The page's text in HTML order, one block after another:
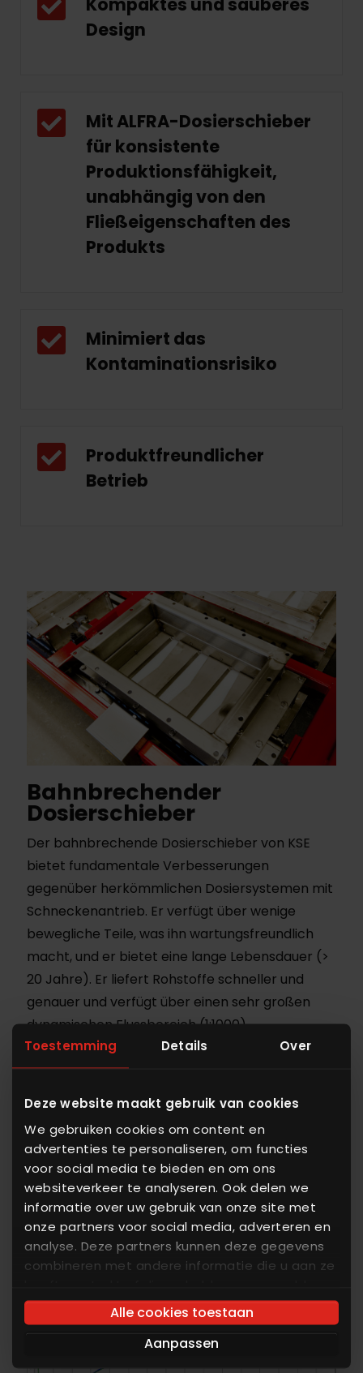
Toestemming Details Over
Deze website maakt gebruik van cookies
We gebruiken cookies om content en
advertenties te personaliseren, om functies
voor social media te bieden en om ons
websiteverkeer te analyseren. Ook delen we
informatie over uw gebruik van onze site met
onze partners voor social media, adverteren en
analyse. Deze partners kunnen deze gegevens
combineren met andere informatie die u aan ze
basis van uw gebruik van hun services. U gaat
akkoord met onze cookies als u onze website
Alle cookies toestaan
Aanpassen
Design
Mit ALFRA-Dosierschieber
für konsistente
Produktionsfähigkeit,
unabhängig von den
Fließeigenschaften des
Produkts
Minimiert das
Kontaminationsrisiko
Produktfreundlicher
Betrieb
Bahnbrechender
Dosierschieber
Der bahnbrechende Dosierschieber von KSE
bietet fundamentale Verbesserungen
gegenüber herkömmlichen Dosiersystemen mit
Schneckenantrieb. Er verfügt über wenige
bewegliche Teile, was ihn wartungsfreundlich
macht, und er bietet eine lange Lebensdauer (>
20 Jahre). Er liefert Rohstoffe schneller und
genauer und verfügt über einen sehr großen
dynamischen Flussbereich (1:1000).
aufrecht und verhindert tote Zonen im Silo. Mit
seiner sehr großen Entleerungsfläche ist er bei
der Vorbeugung von Brückenformung und
Hohlräumen sehr effektiv. Durch den vertikalen
Transport wird Produktbeschädigungen und -
verdichtungen vorgebeugt.